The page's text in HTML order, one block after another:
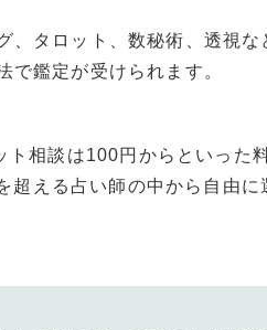
、タロット、数秘術、透視な
で鑑定が受けられます。
相談は100円からといった
超える占い師の中から自由に